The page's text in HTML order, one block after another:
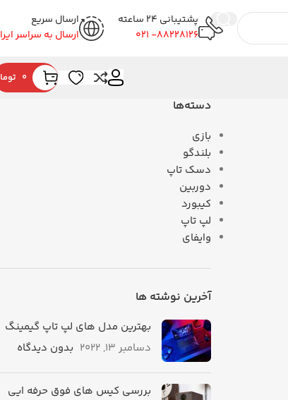
پشتیبانی 24 ساعته
88228126- 021
ارسال سریع
ارسال به سراسر
0
دسته‌ها
بازی
بلندگو
دسک تاپ
دوربین
کیبورد
لپ تاپ
وایفای
آخرین نوشته ها
بهترین مدل های لپ تاپ گیمینگ
دسامبر 13, 2022
بدون دیدگاه
بررسی کیس های فوق حرفه ایی